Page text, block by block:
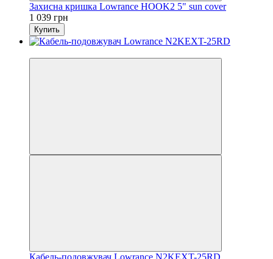
Захисна кришка Lowrance HOOK2 5" sun cover
1 039 грн
Купить
Кабель-подовжувач Lowrance N2KEXT-25RD